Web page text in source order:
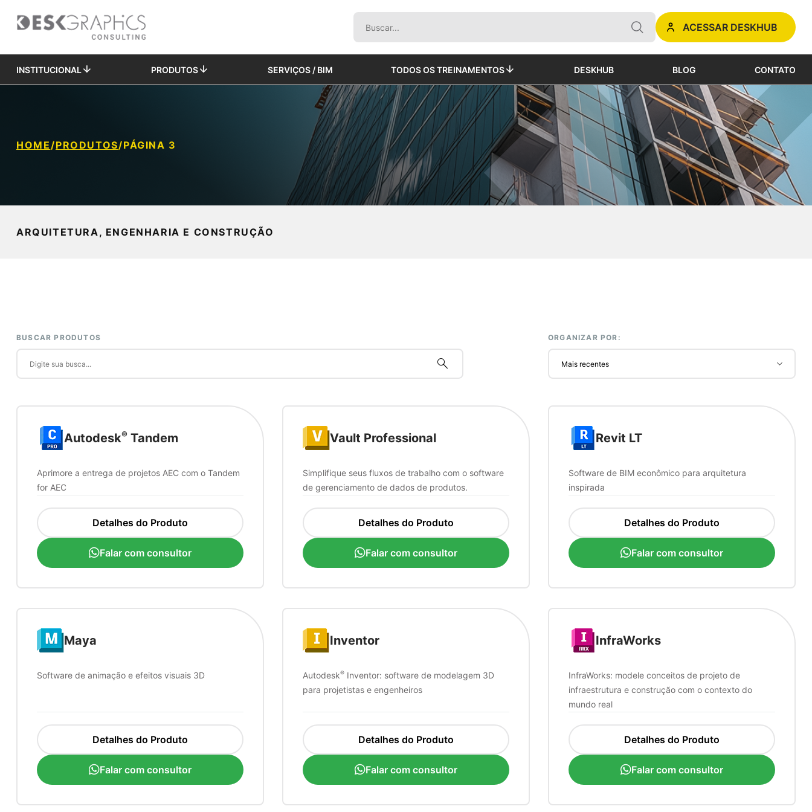
ACESSAR DESKHUB
INSTITUCIONAL PRODUTOS SERVIÇOS / BIM TODOS OS TREINAMENTOS DESKHUB BLOG CONTATO
HOME/PRODUTOS/PÁGINA 3
ARQUITETURA, ENGENHARIA E CONSTRUÇÃO
BUSCAR PRODUTOS
search
ORGANIZAR POR:
Autodesk® Tandem
Aprimore a entrega de projetos AEC com o Tandem
for AEC
Detalhes do Produto
Falar com consultor
Vault Professional
Simplifique seus fluxos de trabalho com o software
de gerenciamento de dados de produtos.
Detalhes do Produto
Falar com consultor
Revit LT
Software de BIM econômico para arquitetura
inspirada
Detalhes do Produto
Falar com consultor
Maya
Software de animação e efeitos visuais 3D
Detalhes do Produto
Falar com consultor
Inventor
Autodesk® Inventor: software de modelagem 3D
para projetistas e engenheiros
Detalhes do Produto
Falar com consultor
InfraWorks
InfraWorks: modele conceitos de projeto de
infraestrutura e construção com o contexto do
mundo real
Detalhes do Produto
Falar com consultor